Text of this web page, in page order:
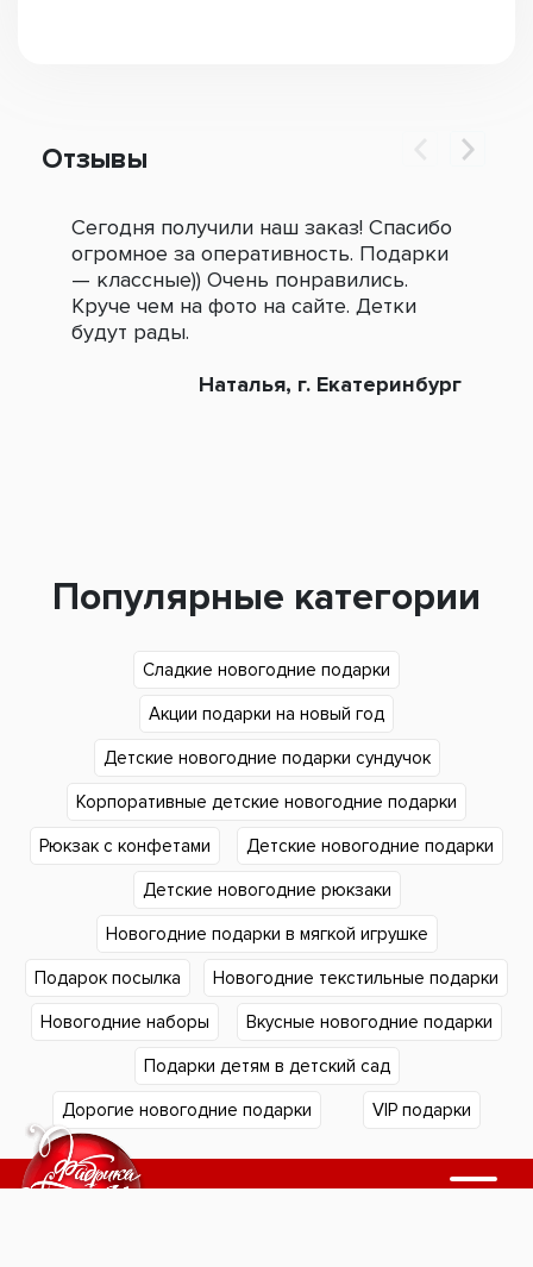
Отзывы
Сегодня получили наш заказ! Спасибо
огромное за оперативность. Подарки
— классные)) Очень понравились.
Круче чем на фото на сайте. Детки
будут рады.
Наталья, г. Екатеринбург
Популярные категории
Сладкие новогодние подарки
Акции подарки на новый год
Детские новогодние подарки сундучок
Корпоративные детские новогодние подарки
Рюкзак с конфетами Детские новогодние подарки
Детские новогодние рюкзаки
Новогодние подарки в мягкой игрушке
Подарок посылка Новогодние текстильные подарки
Новогодние наборы Вкусные новогодние подарки
Подарки детям в детский сад
Дорогие новогодние подарки VIP подарки